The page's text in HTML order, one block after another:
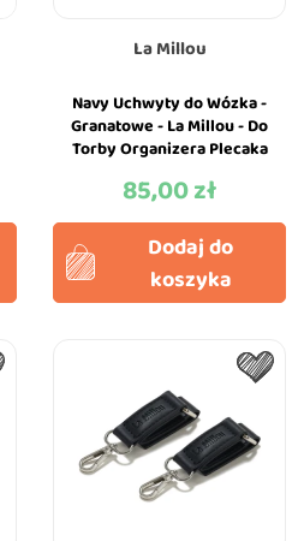
La Millou
Navy Uchwyty do Wózka -
Granatowe - La Millou - Do
Torby Organizera Plecaka
Cena
85,00 zł
Dodaj do
koszyka